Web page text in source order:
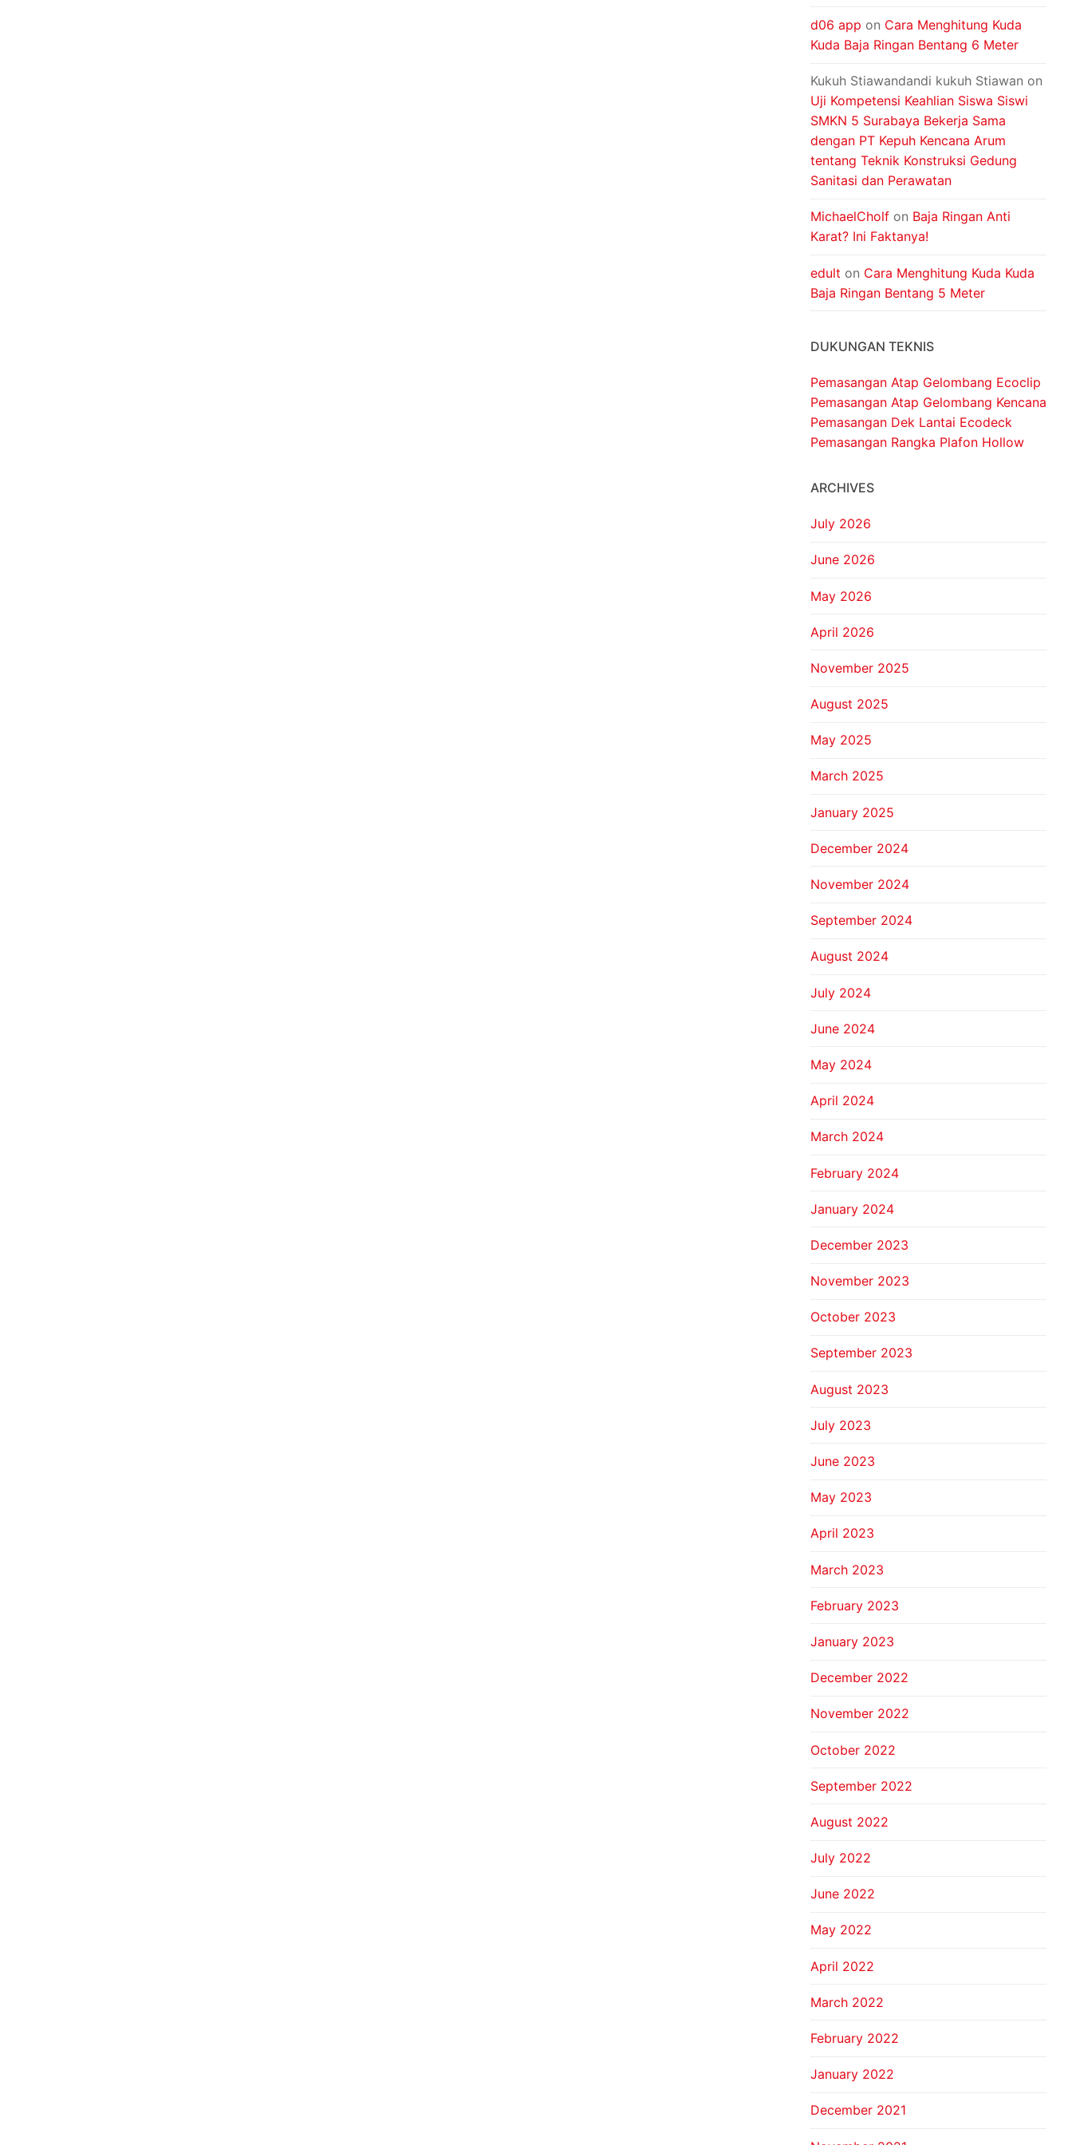
d06 app on Cara Menghitung Kuda
Kuda Baja Ringan Bentang 6 Meter
Kukuh Stiawandandi kukuh Stiawan on
Uji Kompetensi Keahlian Siswa Siswi
SMKN 5 Surabaya Bekerja Sama
dengan PT Kepuh Kencana Arum
tentang Teknik Konstruksi Gedung
Sanitasi dan Perawatan
MichaelCholf on Baja Ringan Anti
Karat? Ini Faktanya!
edult on Cara Menghitung Kuda Kuda
Baja Ringan Bentang 5 Meter
DUKUNGAN TEKNIS
Pemasangan Atap Gelombang Ecoclip
Pemasangan Atap Gelombang Kencana
Pemasangan Dek Lantai Ecodeck
Pemasangan Rangka Plafon Hollow
ARCHIVES
July 2026
June 2026
May 2026
April 2026
November 2025
August 2025
May 2025
March 2025
January 2025
December 2024
November 2024
September 2024
August 2024
July 2024
June 2024
May 2024
April 2024
March 2024
February 2024
January 2024
December 2023
November 2023
October 2023
September 2023
August 2023
July 2023
June 2023
May 2023
April 2023
March 2023
February 2023
January 2023
December 2022
November 2022
October 2022
September 2022
August 2022
July 2022
June 2022
May 2022
April 2022
March 2022
February 2022
January 2022
December 2021